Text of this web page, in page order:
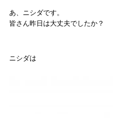
あ、ニシダです。
皆さん昨日は大丈夫でしたか？
ニシダは